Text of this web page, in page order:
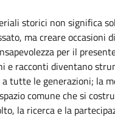
storici non significa
ma creare occasioni di
per il
e racconti diventano
a tutte le generazioni; la
comune che si
la ricerca e la